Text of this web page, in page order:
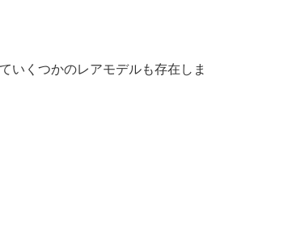
いくつかのレアモデルも存在しま